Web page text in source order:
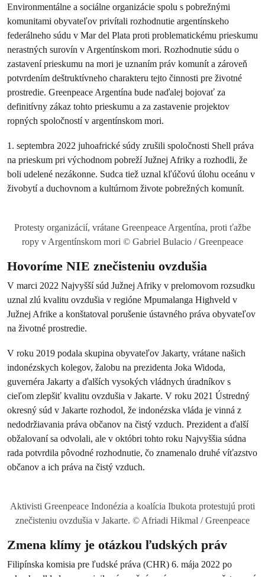
Environmentálne a sociálne organizácie spolu s pobrežnými
komunitami obyvateľov privítali rozhodnutie argentínskeho
federálneho súdu v Mar del Plata proti problematickému prieskumu
nerastných surovín v Argentínskom mori. Rozhodnutie súdu o
zastavení prieskumu na mori je uznaním práv komunít a zároveň
potvrdením deštruktívneho charakteru tejto činnosti pre životné
prostredie. Greenpeace Argentína bude naďalej bojovať za
definitívny zákaz tohto prieskumu a za zastavenie projektov
ropných spoločností v argentínskom mori.
1. septembra 2022 juhoafrické súdy zrušili spoločnosti Shell práva
na prieskum pri východnom pobreží Južnej Afriky a rozhodli, že
boli udelené nezákonne. Sudca tiež uznal kľúčovú úlohu oceánu v
živobytí a duchovnom a kultúrnom živote pobrežných komunít.
Protesty organizácií, vrátane Greenpeace Argentína, proti ťažbe
ropy v Argentínskom mori © Gabriel Bulacio / Greenpeace
Hovoríme NIE znečisteniu ovzdušia
V marci 2022 Najvyšší súd Južnej Afriky v prelomovom rozsudku
uznal zlú kvalitu ovzdušia v regióne Mpumalanga Highveld v
Južnej Afrike a konštatoval porušenie ústavného práva obyvateľov
na životné prostredie.
V roku 2019 podala skupina obyvateľov Jakarty, vrátane našich
indonézskych kolegov, žalobu na prezidenta Joka Widoda,
guvernéra Jakarty a ďalších vysokých vládnych úradníkov s
cieľom zlepšiť kvalitu ovzdušia v Jakarte. V roku 2021 Ústredný
okresný súd v Jakarte rozhodol, že indonézska vláda je vinná z
nedodržiavania práva občanov na čistý vzduch. Prezident a ďalší
obžalovaní sa odvolali, ale v októbri tohto roku Najvyššia súdna
rada potvrdila pôvodné rozhodnutie, čo znamenalo druhé víťazstvo
občanov a ich práva na čistý vzduch.
Aktivisti Greenpeace Indonézia a koalícia Ibukota protestujú proti
znečisteniu ovzdušia v Jakarte. © Afriadi Hikmal / Greenpeace
Zmena klímy je otázkou ľudských práv
Filipínska komisia pre ľudské práva (CHR) 6. mája 2022 po